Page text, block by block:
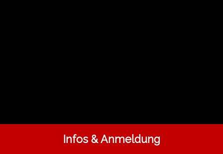
Infos & Anmeldung